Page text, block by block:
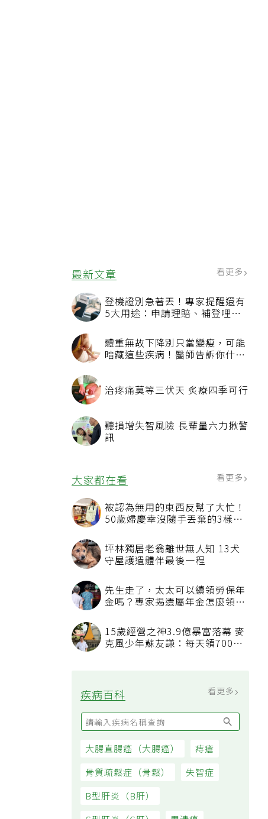
最新文章 看更多
登機證別急著丟！專家提醒還有
5大用途：申請理賠、補登哩程
體重無故下降別只當變瘦，可能
暗藏這些疾病！醫師告訴你什麼
治疼痛莫等三伏天 炙療四季可行
聽損增失智風險 長輩量六力揪警
訊
大家都在看 看更多
被認為無用的東西反幫了大忙！
50歲婦慶幸沒隨手丟棄的3樣物
坪林獨居老翁離世無人知 13犬
守屋護遺體伴最後一程
先生走了，太太可以續領勞保年
金嗎？專家揭遺屬年金怎麼領，
15歲經營之神3.9億暴富落幕 麥
克風少年蘇友謙：每天領700元
疾病百科 看更多
大腸直腸癌（大腸癌）
痔瘡
骨質疏鬆症（骨鬆）
失智症
B型肝炎（B肝）